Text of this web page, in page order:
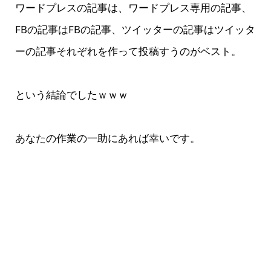
ワードプレスの記事は、ワードプレス専用の記事、
FBの記事はFBの記事、ツイッターの記事はツイッタ
ーの記事それぞれを作って投稿すうのがベスト。
という結論でしたｗｗｗ
あなたの作業の一助にあれば幸いです。